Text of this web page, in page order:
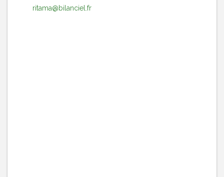
ritama@bilanciel.fr